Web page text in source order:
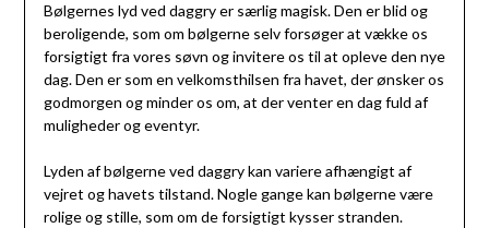
Bølgernes lyd ved daggry er særlig magisk. Den er blid og
beroligende, som om bølgerne selv forsøger at vække os
forsigtigt fra vores søvn og invitere os til at opleve den nye
dag. Den er som en velkomsthilsen fra havet, der ønsker os
godmorgen og minder os om, at der venter en dag fuld af
muligheder og eventyr.
Lyden af bølgerne ved daggry kan variere afhængigt af
vejret og havets tilstand. Nogle gange kan bølgerne være
rolige og stille, som om de forsigtigt kysser stranden.